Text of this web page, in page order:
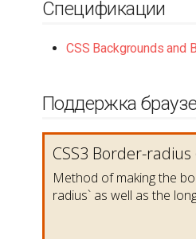
Спецификации
CSS Backgrounds and
Поддержка